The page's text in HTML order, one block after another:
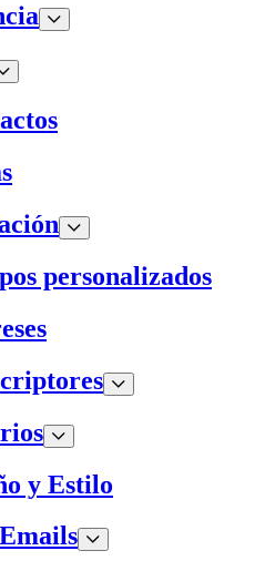
personalizados
y Estilo